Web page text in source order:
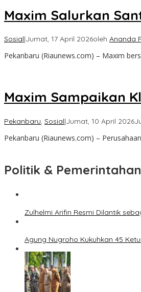
Maxim Salurkan
Sosial|Jumat, 17 April 2026oleh Ananda
Pekanbaru (Riaunews.com) – Maxim
Maxim Sampaikan
Pekanbaru Sosial|Jumat, 10 April 2026
Pekanbaru (Riaunews.com) –
Politik & Pemerintahan
Zulhelmi Arifin Resmi Dilantik
Agung Nugroho Kukuhkan 45